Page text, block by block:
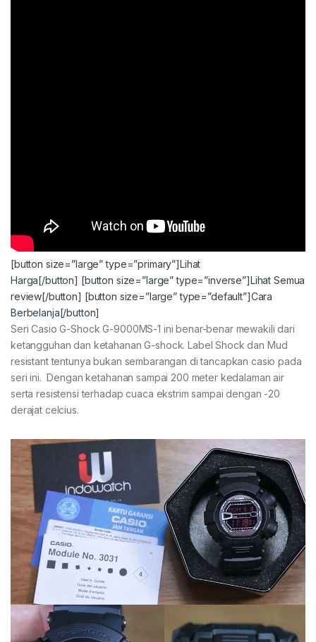
[button size=”large” type=”primary”]Lihat
Harga[/button] [button size=”large” type=”inverse”]Lihat Semua
review[/button] [button size=”large” type=”default”]Cara
Berbelanja[/button]
Seri Casio G-Shock G-9000MS-1 ini benar-benar mewakili dari
ketangguhan dan ketahanan G-shock. Label Shock dan Mud
resistant tentunya bukan sembarangan di tancapkan casio pada
seri ini. Dengan ketahanan sampai 200 meter kedalaman air
serta resistensi terhadap cuaca ekstrim sampai dengan -20
derajat celcius.